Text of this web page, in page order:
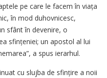
pe care le facem în viața
în mod duhovnicesc,
sfânt în devenire, o
sfințeniei; un apostol al lui
a spus ierarhul.
cu slujba de sfințire a noii